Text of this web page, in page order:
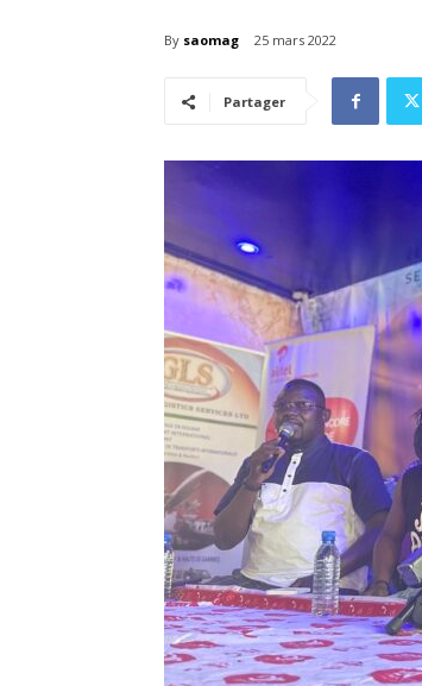
By saomag 25 mars 2022
Partager